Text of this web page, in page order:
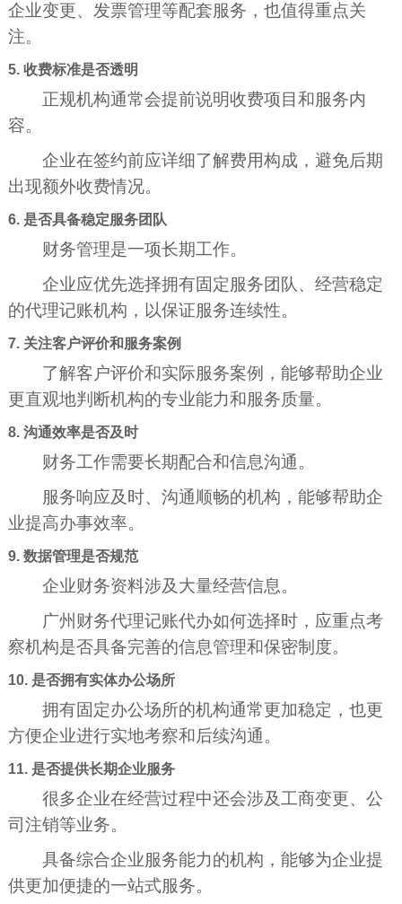
企业变更、发票管理等配套服务，也值得重点关
注。
5. 收费标准是否透明
正规机构通常会提前说明收费项目和服务内
容。
企业在签约前应详细了解费用构成，避免后期
出现额外收费情况。
6. 是否具备稳定服务团队
财务管理是一项长期工作。
企业应优先选择拥有固定服务团队、经营稳定
的代理记账机构，以保证服务连续性。
7. 关注客户评价和服务案例
了解客户评价和实际服务案例，能够帮助企业
更直观地判断机构的专业能力和服务质量。
8. 沟通效率是否及时
财务工作需要长期配合和信息沟通。
服务响应及时、沟通顺畅的机构，能够帮助企
业提高办事效率。
9. 数据管理是否规范
企业财务资料涉及大量经营信息。
广州财务代理记账代办如何选择时，应重点考
察机构是否具备完善的信息管理和保密制度。
10. 是否拥有实体办公场所
拥有固定办公场所的机构通常更加稳定，也更
方便企业进行实地考察和后续沟通。
11. 是否提供长期企业服务
很多企业在经营过程中还会涉及工商变更、公
司注销等业务。
具备综合企业服务能力的机构，能够为企业提
供更加便捷的一站式服务。